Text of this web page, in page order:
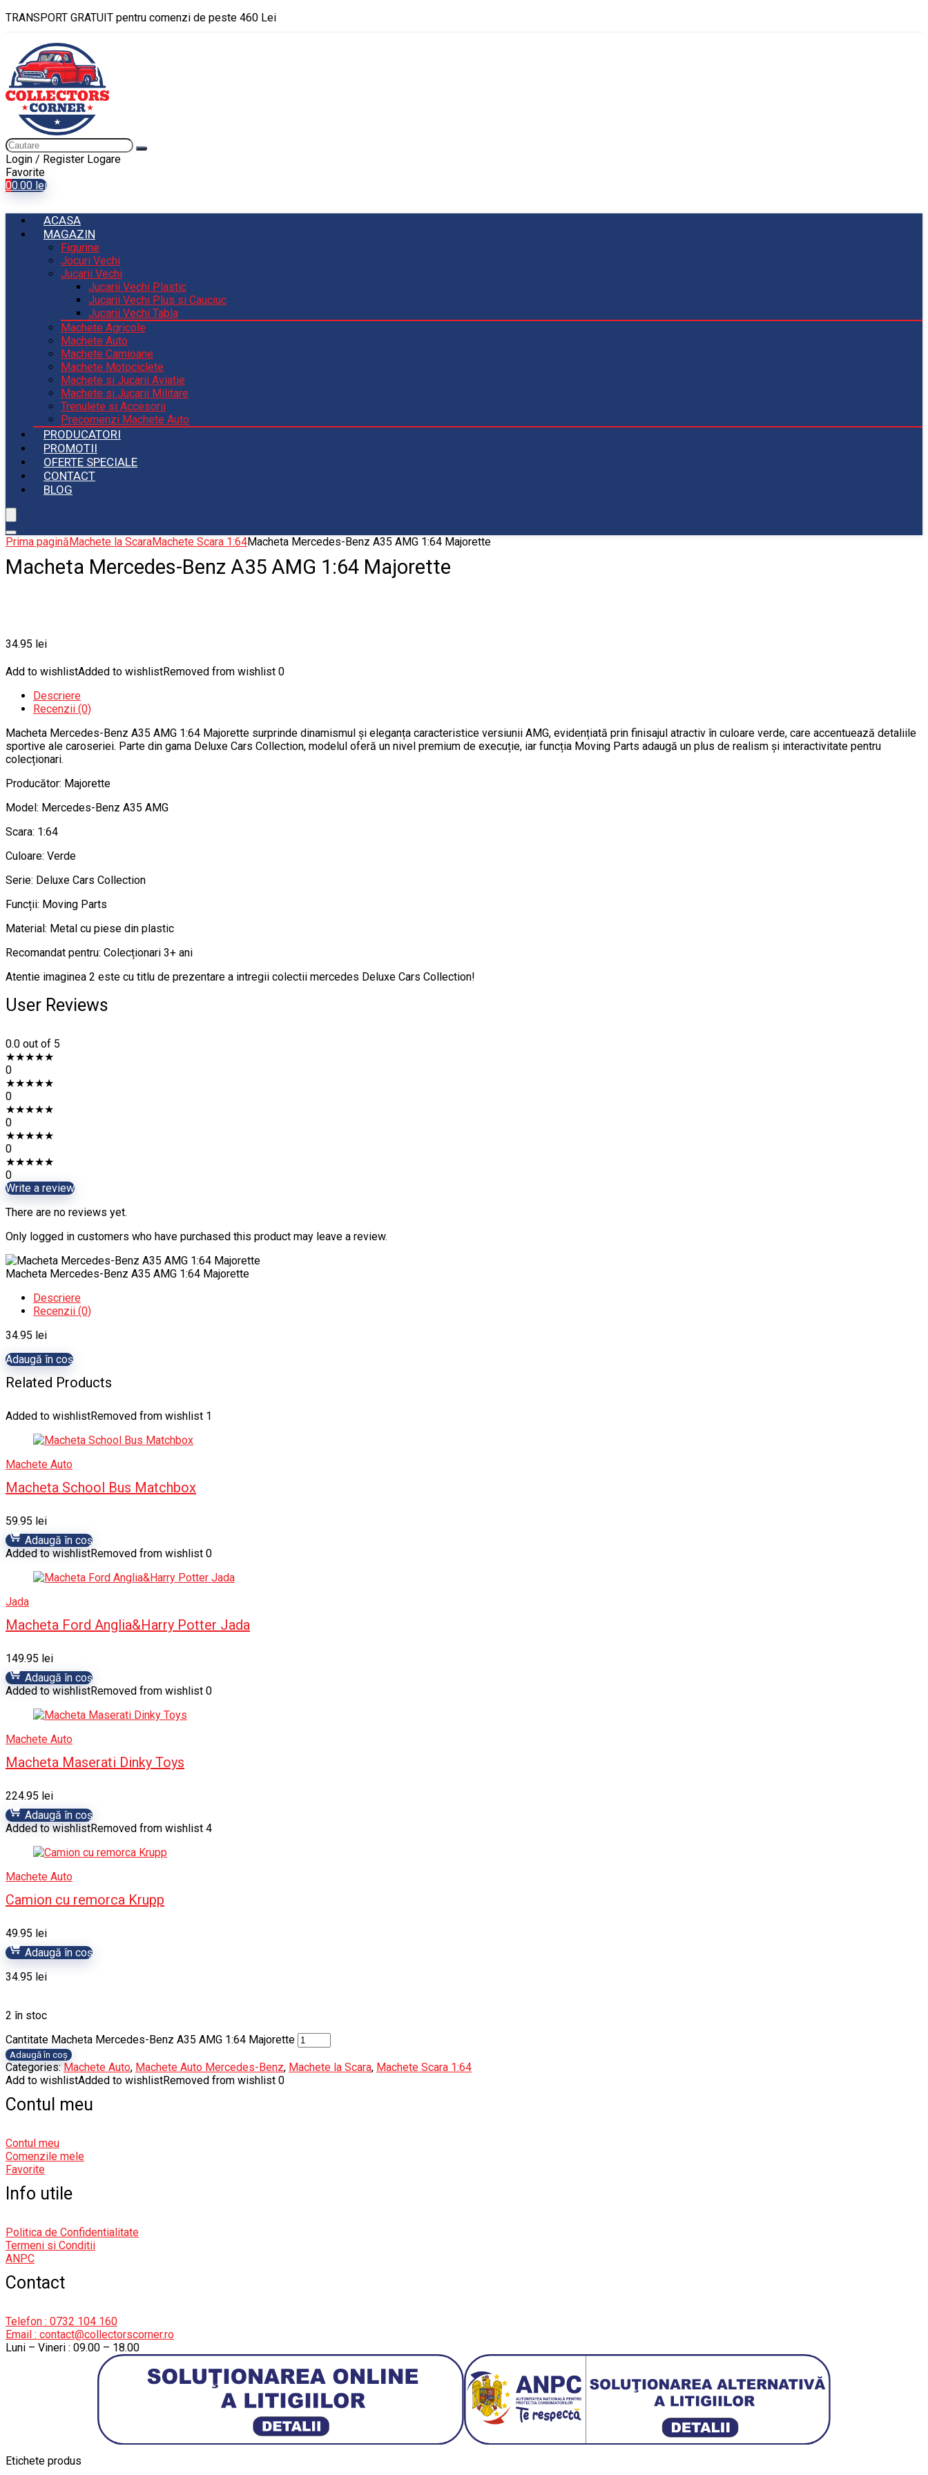
TRANSPORT GRATUIT pentru comenzi de peste 460 Lei
Login / Register Logare
Favorite
00.00 lei
ACASA
MAGAZIN
Figurine
Jocuri Vechi
Jucarii Vechi
Jucarii Vechi Plastic
Jucarii Vechi Plus si Cauciuc
Jucarii Vechi Tabla
Machete Agricole
Machete Auto
Machete Camioane
Machete Motociclete
Machete si Jucarii Aviatie
Machete si Jucarii Militare
Trenulete si Accesorii
Precomenzi Machete Auto
PRODUCATORI
PROMOTII
OFERTE SPECIALE
CONTACT
BLOG
Prima paginăMachete la ScaraMachete Scara 1:64Macheta Mercedes-Benz A35 AMG 1:64 Majorette
Macheta Mercedes-Benz A35 AMG 1:64 Majorette
34.95 lei
Add to wishlistAdded to wishlistRemoved from wishlist 0
Descriere
Recenzii (0)
Macheta Mercedes-Benz A35 AMG 1:64 Majorette surprinde dinamismul și eleganța caracteristice versiunii AMG, evidențiată prin finisajul atractiv în culoare verde, care accentuează detaliile
sportive ale caroseriei. Parte din gama Deluxe Cars Collection, modelul oferă un nivel premium de execuție, iar funcția Moving Parts adaugă un plus de realism și interactivitate pentru
colecționari.
Producător: Majorette
Model: Mercedes-Benz A35 AMG
Scara: 1:64
Culoare: Verde
Serie: Deluxe Cars Collection
Funcții: Moving Parts
Material: Metal cu piese din plastic
Recomandat pentru: Colecționari 3+ ani
Atentie imaginea 2 este cu titlu de prezentare a intregii colectii mercedes Deluxe Cars Collection!
User Reviews
0.0 out of 5
★★★★★
0
★★★★★
0
★★★★★
0
★★★★★
0
★★★★★
0
Write a review
There are no reviews yet.
Only logged in customers who have purchased this product may leave a review.
Macheta Mercedes-Benz A35 AMG 1:64 Majorette
Descriere
Recenzii (0)
34.95 lei
Adaugă în coș
Related Products
Added to wishlistRemoved from wishlist 1
Machete Auto
Macheta School Bus Matchbox
59.95 lei
Adaugă în coș
Added to wishlistRemoved from wishlist 0
Jada
Macheta Ford Anglia&Harry Potter Jada
149.95 lei
Adaugă în coș
Added to wishlistRemoved from wishlist 0
Machete Auto
Macheta Maserati Dinky Toys
224.95 lei
Adaugă în coș
Added to wishlistRemoved from wishlist 4
Machete Auto
Camion cu remorca Krupp
49.95 lei
Adaugă în coș
34.95 lei
2 în stoc
Cantitate Macheta Mercedes-Benz A35 AMG 1:64 Majorette
Adaugă în coș
Categories: Machete Auto, Machete Auto Mercedes-Benz, Machete la Scara, Machete Scara 1:64
Add to wishlistAdded to wishlistRemoved from wishlist 0
Contul meu
Contul meu
Comenzile mele
Favorite
Info utile
Politica de Confidentialitate
Termeni si Conditii
ANPC
Contact
Telefon : 0732 104 160
Email : contact@collectorscorner.ro
Luni – Vineri : 09.00 – 18.00
Etichete produs